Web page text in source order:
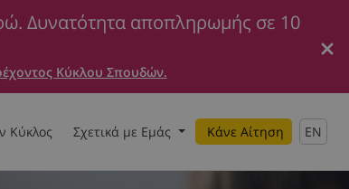
Δυνατότητα αποπληρωμής σε 10
Κύκλου Σπουδών.
Κύκλος Σχετικά με Εμάς Κάνε Αίτηση EN